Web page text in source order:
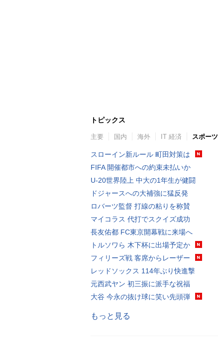
トピックス
主要 国内 海外 IT 経済 スポーツ
スローイン新ルール 町田対策は
FIFA 開催都市への約束未払いか
U-20世界陸上 中大の1年生が健闘
ドジャースへの大補強に猛反発
ロバーツ監督 打線の粘りを称賛
マイコラス 代打でスクイズ成功
長友佑都 FC東京開幕戦に来場へ
トルソワら 木下杯に出場予定か
フィリーズ戦 客席からレーザー
レッドソックス 114年ぶり快進撃
元西武ヤン 初三振に派手な祝福
大谷 今永の抜け球に笑い先頭弾
もっと見る